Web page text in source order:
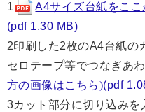
1
A4サイズ台紙をこ
(pdf 1.30 MB)
2印刷した2枚のA4台紙の
セロテープ等でつなぎあ
方の画像はこちら)(pdf
3カット部分に切り込みを